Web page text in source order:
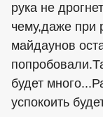
рука не
чему,даже при
майдаунов
будет
успокоить